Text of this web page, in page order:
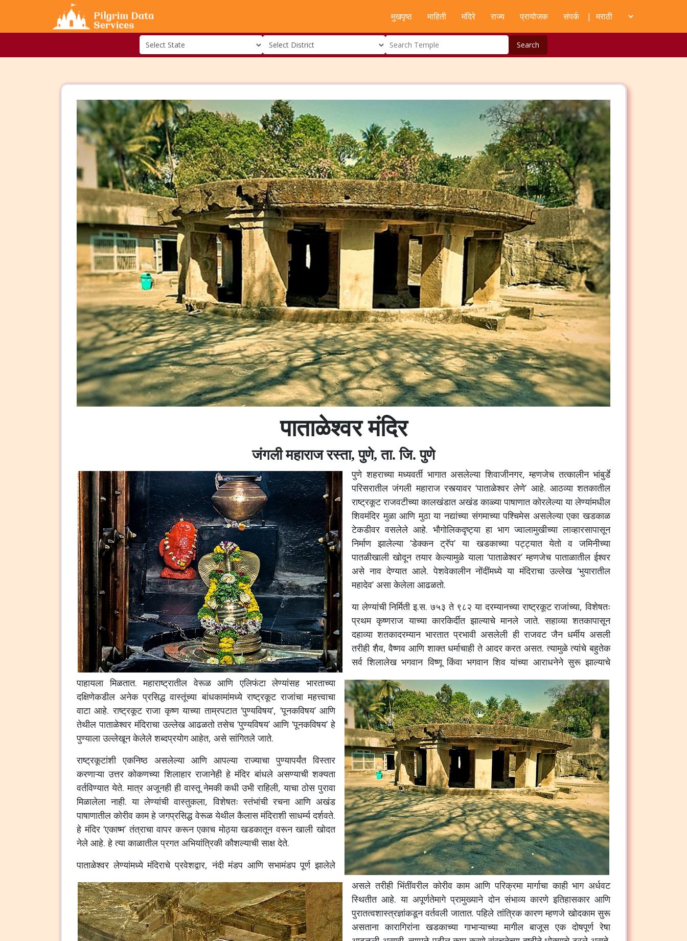
मुखपृष्ठ माहिती मंदिरे राज्य प्रायोजक संपर्क |
Search
पाताळेश्वर मंदिर
जंगली महाराज रस्ता, पुणे, ता. जि. पुणे
पुणे शहराच्या मध्यवर्ती भागात असलेल्या शिवाजीनगर, म्हणजेच तत्कालीन भांबुर्डे
परिसरातील जंगली महाराज रस्त्यावर ‘पाताळेश्वर लेणे’ आहे. आठव्या शतकातील
राष्ट्रकूट राजवटीच्या कालखंडात अखंड काळ्या पाषाणात कोरलेल्या या लेण्यांमधील
शिवमंदिर मुळा आणि मुठा या नद्यांच्या संगमाच्या पश्चिमेस असलेल्या एका खडकाळ
टेकडीवर वसलेले आहे. भौगोलिकदृष्ट्या हा भाग ज्वालामुखीच्या लाव्हारसापासून
निर्माण झालेल्या ‘डेक्कन ट्रॅप’ या खडकाच्या पट्ट्यात येतो व जमिनीच्या
पातळीखाली खोदून तयार केल्यामुळे याला ‘पाताळेश्वर’ म्हणजेच पाताळातील ईश्वर
असे नाव देण्यात आले. पेशवेकालीन नोंदींमध्ये या मंदिराचा उल्लेख ‘भुयारातील
महादेव’ असा केलेला आढळतो.
या लेण्यांची निर्मिती इ.स. ७५३ ते ९८२ या दरम्यानच्या राष्ट्रकूट राजांच्या, विशेषतः
प्रथम कृष्णराज याच्या कारकिर्दीत झाल्याचे मानले जाते. सहाव्या शतकापासून
दहाव्या शतकादरम्यान भारतात प्रभावी असलेली ही राजवट जैन धर्मीय असली
तरीही शैव, वैष्णव आणि शाक्त धर्माचाही ते आदर करत असत. त्यामुळे त्यांचे बहुतेक
सर्व शिलालेख भगवान विष्णू किंवा भगवान शिव यांच्या आराधनेने सुरू झाल्याचे
पाहायला मिळतात. महाराष्ट्रातील वेरूळ आणि एलिफंटा लेण्यांसह भारताच्या
दक्षिणेकडील अनेक प्रसिद्ध वास्तूंच्या बांधकामांमध्ये राष्ट्रकूट राजांचा महत्त्वाचा
वाटा आहे. राष्ट्रकूट राजा कृष्ण याच्या ताम्रपटात ‘पुण्यविषय’, ‘पूनकविषय’ आणि
तेथील पाताळेश्वर मंदिराचा उल्लेख आढळतो तसेच ‘पुण्यविषय’ आणि ‘पूनकविषय’ हे
पुण्याला उल्लेखून केलेले शब्दप्रयोग आहेत, असे सांगितले जाते.
राष्ट्रकूटांशी एकनिष्ठ असलेल्या आणि आपल्या राज्याचा पुण्यापर्यंत विस्तार
करणाऱ्या उत्तर कोकणच्या शिलाहार राजानेही हे मंदिर बांधले असण्याची शक्यता
वर्तविण्यात येते. मात्र अजूनही ही वास्तू नेमकी कधी उभी राहिली, याचा ठोस पुरावा
मिळालेला नाही. या लेण्यांची वास्तुकला, विशेषतः स्तंभांची रचना आणि अखंड
पाषाणातील कोरीव काम हे जगप्रसिद्ध वेरूळ येथील कैलास मंदिराशी साधर्म्य दर्शवते.
हे मंदिर ‘एकाष्म’ तंत्राचा वापर करून एकाच मोठ्या खडकातून वरून खाली खोदत
नेले आहे. हे त्या काळातील प्रगत अभियांत्रिकी कौशल्याची साक्ष देते.
पाताळेश्वर लेण्यांमध्ये मंदिराचे प्रवेशद्वार, नंदी मंडप आणि सभामंडप पूर्ण झालेले
असले तरीही भिंतींवरील कोरीव काम आणि परिक्रमा मार्गाचा काही भाग अर्धवट
स्थितीत आहे. या अपूर्णतेमागे प्रामुख्याने दोन संभाव्य कारणे इतिहासकार आणि
पुरातत्वशास्त्रज्ञांकडून वर्तवली जातात. पहिले तांत्रिक कारण म्हणजे खोदकाम सुरू
असताना कारागिरांना खडकाच्या गाभाऱ्याच्या मागील बाजूस एक दोषपूर्ण रेषा